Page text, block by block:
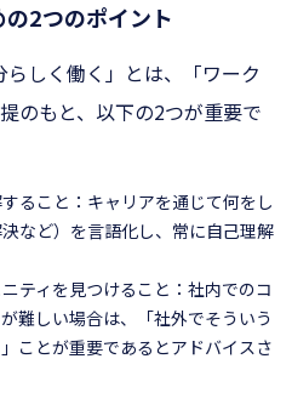
の2つのポイント
しく働く」とは、「ワーク
のもと、以下の2つが重要で
ること：キャリアを通じて何をし
など）を言語化し、常に自己理解
ティを見つけること：社内でのコ
難しい場合は、「社外でそういう
ことが重要であるとアドバイスさ